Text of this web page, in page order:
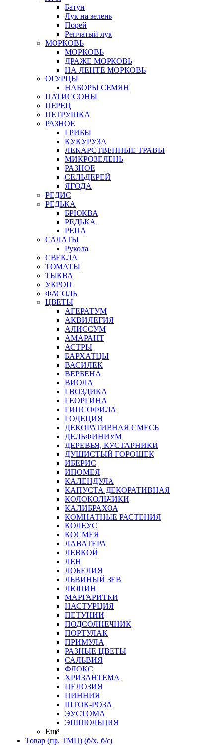
Батун
Лук на зелень
Порей
Репчатый лук
МОРКОВЬ
МОРКОВЬ
ДРАЖЕ МОРКОВЬ
НА ЛЕНТЕ МОРКОВЬ
ОГУРЦЫ
НАБОРЫ СЕМЯН
ПАТИССОНЫ
ПЕРЕЦ
ПЕТРУШКА
РАЗНОЕ
ГРИБЫ
КУКУРУЗА
ЛЕКАРСТВЕННЫЕ ТРАВЫ
МИКРОЗЕЛЕНЬ
РАЗНОЕ
СЕЛЬДЕРЕЙ
ЯГОДА
РЕДИС
РЕДЬКА
БРЮКВА
РЕДЬКА
РЕПА
САЛАТЫ
Рукола
СВЕКЛА
ТОМАТЫ
ТЫКВА
УКРОП
ФАСОЛЬ
ЦВЕТЫ
АГЕРАТУМ
АКВИЛЕГИЯ
АЛИССУМ
АМАРАНТ
АСТРЫ
БАРХАТЦЫ
ВАСИЛЕК
ВЕРБЕНА
ВИОЛА
ГВОЗДИКА
ГЕОРГИНА
ГИПСОФИЛА
ГОДЕЦИЯ
ДЕКОРАТИВНАЯ СМЕСЬ
ДЕЛЬФИНИУМ
ДЕРЕВЬЯ, КУСТАРНИКИ
ДУШИСТЫЙ ГОРОШЕК
ИБЕРИС
ИПОМЕЯ
КАЛЕНДУЛА
КАПУСТА ДЕКОРАТИВНАЯ
КОЛОКОЛЬЧИКИ
КАЛИБРАХОА
КОМНАТНЫЕ РАСТЕНИЯ
КОЛЕУС
КОСМЕЯ
ЛАВАТЕРА
ЛЕВКОЙ
ЛЕН
ЛОБЕЛИЯ
ЛЬВИНЫЙ ЗЕВ
ЛЮПИН
МАРГАРИТКИ
НАСТУРЦИЯ
ПЕТУНИИ
ПОДСОЛНЕЧНИК
ПОРТУЛАК
ПРИМУЛА
РАЗНЫЕ ЦВЕТЫ
САЛЬВИЯ
ФЛОКС
ХРИЗАНТЕМА
ЦЕЛОЗИЯ
ЦИННИЯ
ШТОК-РОЗА
ЭУСТОМА
ЭШШОЛЬЦИЯ
Ещё
Товар (пр. ТМЦ) (б/х, б/с)